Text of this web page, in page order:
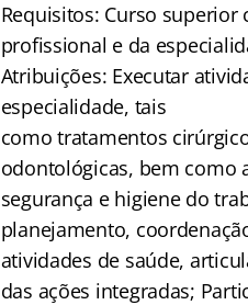
Requisitos: Curso
profissional e da
Atribuições: Executar
especialidade, tais
como tratamentos
odontológicas, bem como
segurança e higiene do
planejamento,
atividades de saúde,
das ações integradas;